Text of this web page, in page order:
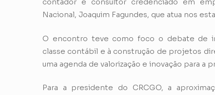
Nacional, Joaquim Fagundes, que atua nos
O encontro teve como foco o debate de
classe contábil e à construção de projetos
uma agenda de valorização e inovação para a
Para a presidente do CRCGO, a